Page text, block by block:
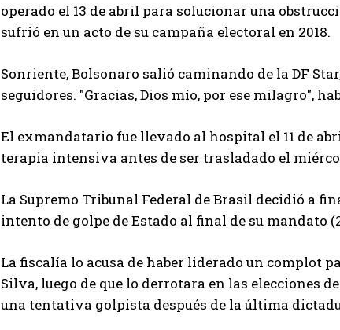
operado el 13 de abril para solucionar una
sufrió en un acto de su campaña electoral en 2018.
Sonriente, Bolsonaro salió caminando de la DF
seguidores. "Gracias, Dios mío, por ese milagro",
El exmandatario fue llevado al hospital el 11 de
terapia intensiva antes de ser trasladado el
La Supremo Tribunal Federal de Brasil decidió a
intento de golpe de Estado al final de su mandato
La fiscalía lo acusa de haber liderado un complot
Silva, luego de que lo derrotara en las elecciones
una tentativa golpista después de la última